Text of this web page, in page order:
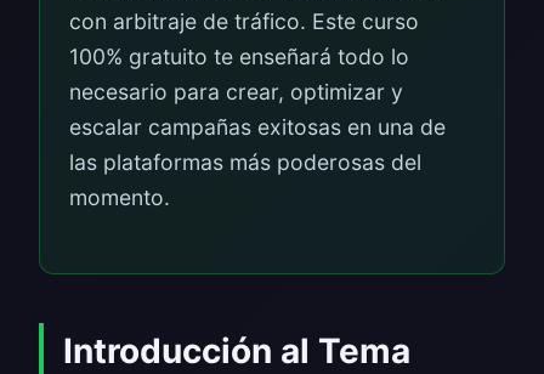
con arbitraje de tráfico. Este curso
100% gratuito te enseñará todo lo
necesario para crear, optimizar y
escalar campañas exitosas en una de
las plataformas más poderosas del
momento.
Introducción al Tema